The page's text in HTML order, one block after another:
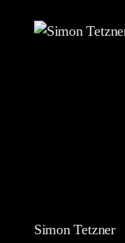
Simon Tetzner